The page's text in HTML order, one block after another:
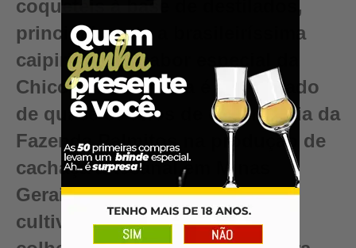
coquetéis à base de destilados,
principalmente a brasileiríssima
caipirinha! O sabor especial da
Chico Mineiro prata é o resultado
de quase 80 anos de experiência da
Fazenda Palmitos na produção de
cachaça artesanal em Minas
Gerais; canaviais próprios
cultivados sem agrotóxicos;